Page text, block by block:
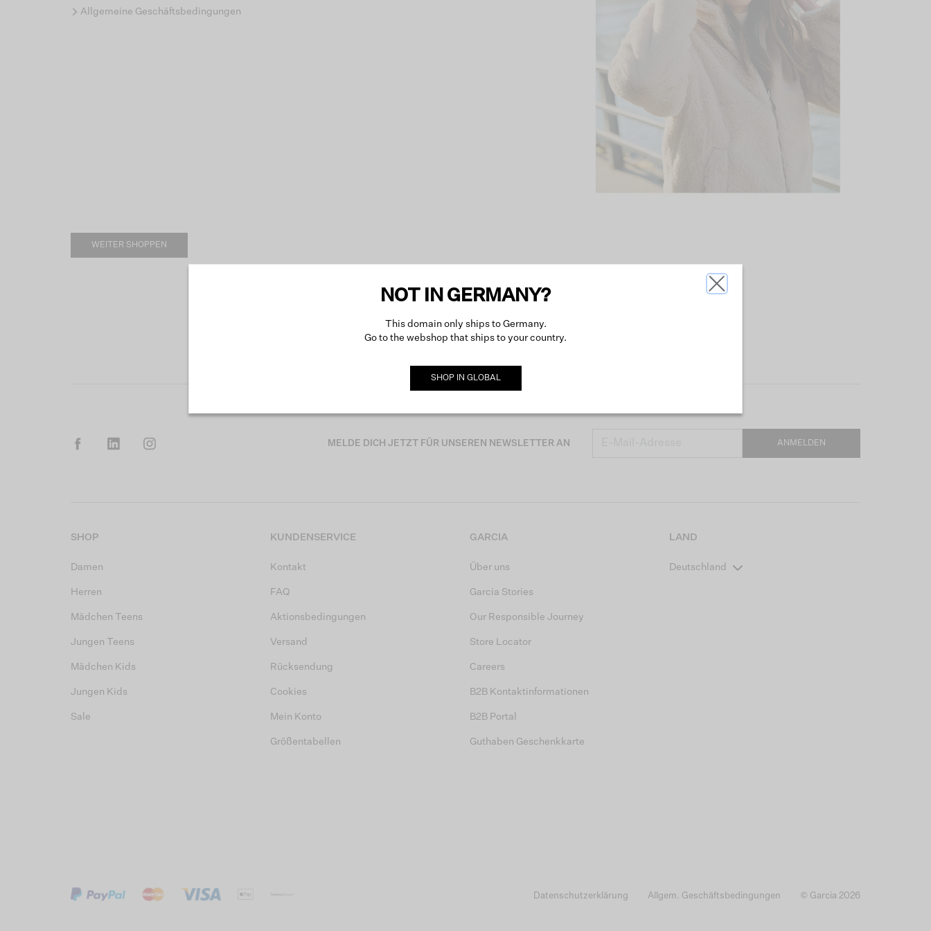
Allgemeine Geschäftsbedingungen
WEITER SHOPPEN
MELDE DICH JETZT FÜR UNSEREN NEWSLETTER AN ANMELDEN
SHOP
Damen
Herren
Mädchen Teens
Jungen Teens
Mädchen Kids
Jungen Kids
Sale
KUNDENSERVICE
Kontakt
FAQ
Aktionsbedingungen
Versand
Rücksendung
Cookies
Mein Konto
Größentabellen
GARCIA
Über uns
Garcia Stories
Our Responsible Journey
Store Locator
Careers
B2B Kontaktinformationen
B2B Portal
Guthaben Geschenkkarte
LAND
Deutschland
Datenschutzerklärung Allgem. Geschäftsbedingungen © Garcia 2026
NOT IN GERMANY?
This domain only ships to Germany.
Go to the webshop that ships to your country.
SHOP IN GLOBAL